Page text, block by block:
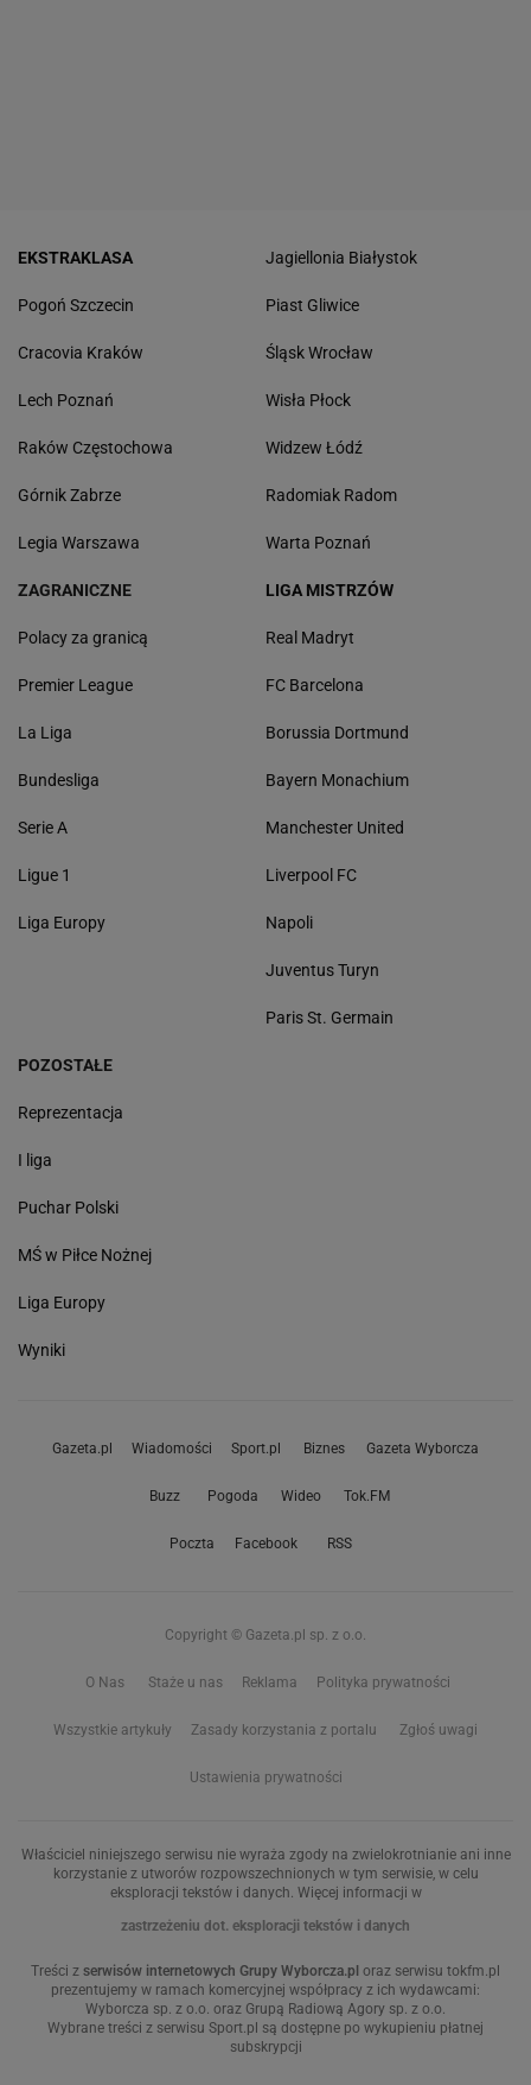
EKSTRAKLASA
Pogoń Szczecin
Cracovia Kraków
Lech Poznań
Raków Częstochowa
Górnik Zabrze
Legia Warszawa
Jagiellonia Białystok
Piast Gliwice
Śląsk Wrocław
Wisła Płock
Widzew Łódź
Radomiak Radom
Warta Poznań
ZAGRANICZNE
Polacy za granicą
Premier League
La Liga
Bundesliga
Serie A
Ligue 1
Liga Europy
LIGA MISTRZÓW
Real Madryt
FC Barcelona
Borussia Dortmund
Bayern Monachium
Manchester United
Liverpool FC
Napoli
Juventus Turyn
Paris St. Germain
POZOSTAŁE
Reprezentacja
I liga
Puchar Polski
MŚ w Piłce Nożnej
Liga Europy
Wyniki
Gazeta.pl Wiadomości Sport.pl Biznes Gazeta Wyborcza
Buzz Pogoda Wideo Tok.FM
Poczta Facebook RSS
Copyright © Gazeta.pl sp. z o.o.
O Nas Staże u nas Reklama Polityka prywatności
Wszystkie artykuły Zasady korzystania z portalu Zgłoś uwagi
Ustawienia prywatności
Właściciel niniejszego serwisu nie wyraża zgody na zwielokrotnianie ani inne
korzystanie z utworów rozpowszechnionych w tym serwisie, w celu
eksploracji tekstów i danych. Więcej informacji w
zastrzeżeniu dot. eksploracji tekstów i danych
Treści z serwisów internetowych Grupy Wyborcza.pl oraz serwisu tokfm.pl
prezentujemy w ramach komercyjnej współpracy z ich wydawcami:
Wyborcza sp. z o.o. oraz Grupą Radiową Agory sp. z o.o.
Wybrane treści z serwisu Sport.pl są dostępne po wykupieniu płatnej
subskrypcji